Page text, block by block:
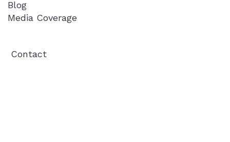
Blog
Media Coverage
Contact